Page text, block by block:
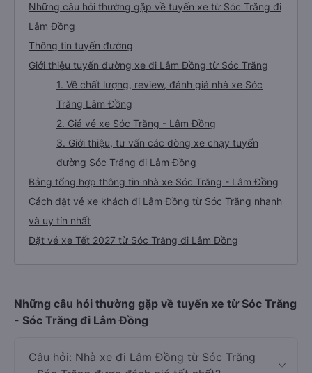
Những câu hỏi thường gặp về tuyến xe từ Sóc Trăng đi
Lâm Đồng
Thông tin tuyến đường
Giới thiệu tuyến đường xe đi Lâm Đồng từ Sóc Trăng
1. Về chất lượng, review, đánh giá nhà xe Sóc
Trăng Lâm Đồng
2. Giá vé xe Sóc Trăng - Lâm Đồng
3. Giới thiệu, tư vấn các dòng xe chạy tuyến
đường Sóc Trăng đi Lâm Đồng
Bảng tổng hợp thông tin nhà xe Sóc Trăng - Lâm Đồng
Cách đặt vé xe khách đi Lâm Đồng từ Sóc Trăng nhanh
và uy tín nhất
Đặt vé xe Tết 2027 từ Sóc Trăng đi Lâm Đồng
Những câu hỏi thường gặp về tuyến xe từ Sóc Trăng
- Sóc Trăng đi Lâm Đồng
Câu hỏi: Nhà xe đi Lâm Đồng từ Sóc Trăng